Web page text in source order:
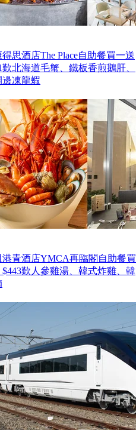
得思酒店The Place自助餐買一送
歎北海道毛蟹、鐵板香煎鵝肝、
邊凍龍蝦
港青酒店YMCA再臨閣自助餐買
歎人參雞湯、韓式炸雞、韓